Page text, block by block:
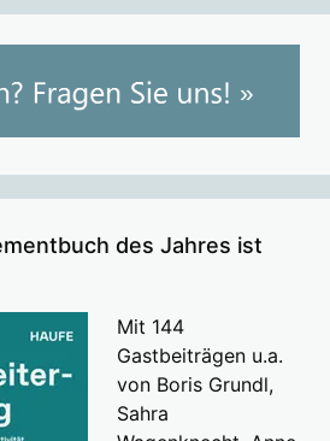
des Jahres ist
Mit 144
Gastbeiträgen u.a.
von Boris Grundl,
Sahra